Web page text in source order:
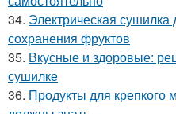
34. Электрическая сушилка
сохранения фруктов
35. Вкусные и здоровые:
сушилке
36. Продукты для крепкого